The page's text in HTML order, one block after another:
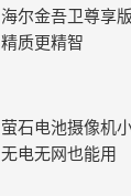
海尔金吾卫尊享
精质更精智
萤石电池摄像机
无电无网也能用